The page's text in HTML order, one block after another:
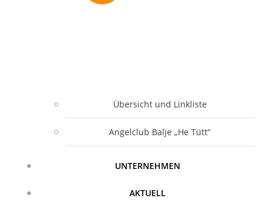
Übersicht und Linkliste
Angelclub Balje „He Tütt“
UNTERNEHMEN
AKTUELL